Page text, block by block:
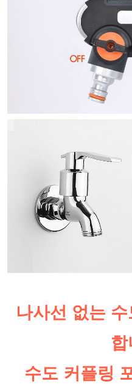
나사선 없는
수도 커플링